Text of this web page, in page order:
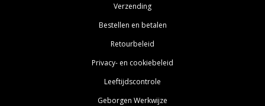
Verzending
Bestellen en betalen
Retourbeleid
Privacy- en cookiebeleid
Leeftijdscontrole
Geborgen Werkwijze